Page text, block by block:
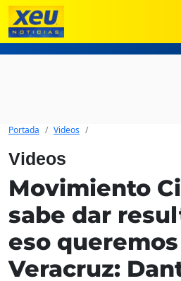
Portada Videos
Videos
Movimiento
sabe dar
eso
Veracruz: